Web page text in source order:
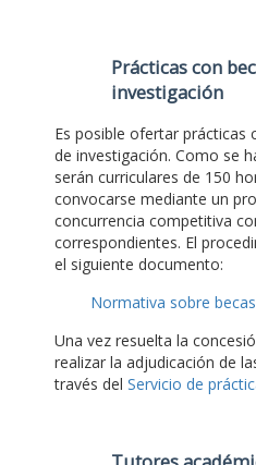
Prácticas con
investigación
Es posible ofertar prácticas
de investigación. Como se
serán curriculares de 150
convocarse mediante un
concurrencia competitiva
correspondientes. El
el siguiente documento:
Normativa sobre
Una vez resuelta la
realizar la adjudicación de
través del Servicio de